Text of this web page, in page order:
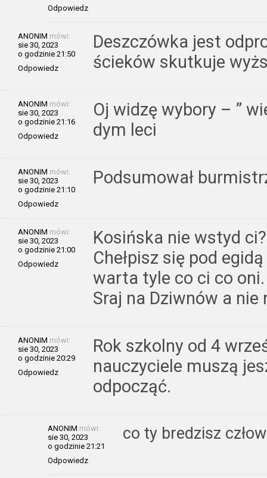
Odpowiedz
ANONIM mówi:
sie 30, 2023
o godzinie 21:50
Odpowiedz
Deszczówka jest
ścieków skutkuje
ANONIM mówi:
sie 30, 2023
o godzinie 21:16
Odpowiedz
Oj widzę wybory – ”
dym leci
ANONIM mówi:
sie 30, 2023
o godzinie 21:10
Odpowiedz
Podsumował
ANONIM mówi:
sie 30, 2023
o godzinie 21:00
Odpowiedz
Kosińska nie wstyd ci?
Chełpisz się pod
warta tyle co ci co oni.
Sraj na Dziwnów a nie
ANONIM mówi:
sie 30, 2023
o godzinie 20:29
Odpowiedz
Rok szkolny od 4
nauczyciele muszą
odpocząć.
ANONIM mówi:
sie 30, 2023
o godzinie 21:21
Odpowiedz
co ty bredzisz